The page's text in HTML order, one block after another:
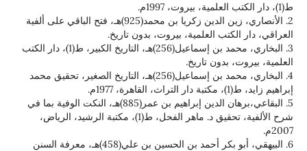
2. الأنصاري، زين الدين زكريا بن محمد(925)هـ، فتح الباقي على ألفية
العلمية، بيروت، بدون تاريخ.
3. البخاري، محمد بن إسماعيل(256)هـ، التاريخ الكبير، ط(1)، دار الكتب
بدون تاريخ.
4. البخاري، محمد بن إسماعيل(256)هـ، التاريخ الصغير، تحقيق محمد
5. البقاعي،برهان الدين إبراهيم بن عمر(885)هـ، النكت الوفية بما في
شرح الألفية، تحقيق د. ماهر الفحل، ط(1)، مكتبة الرشيد، الرياض،
6. البيهقي، أبو بكر أحمد بن الحسين بن علي(458)هـ، معرفة السنن